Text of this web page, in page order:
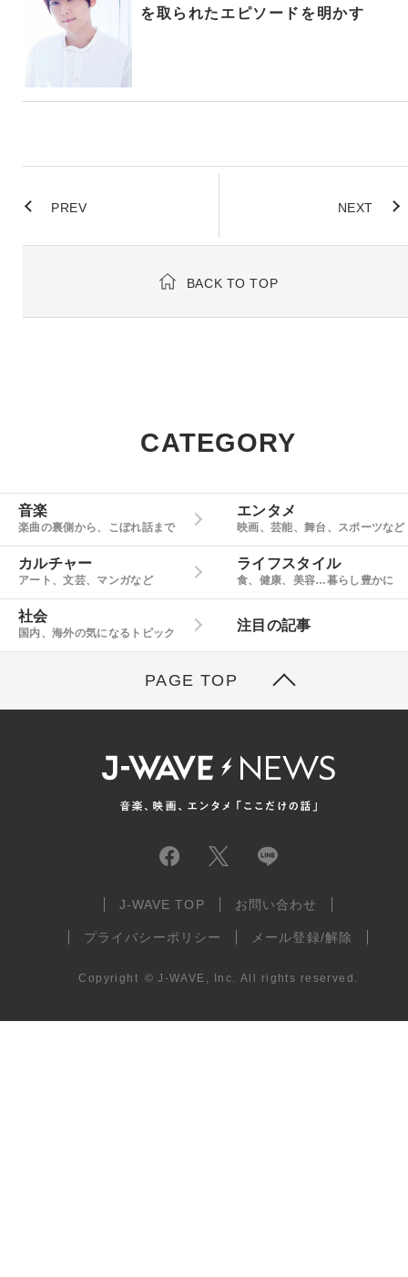
を取られたエピソードを明かす
PREV NEXT
BACK TO TOP
CATEGORY
音楽
楽曲の裏側から、こぼれ話まで
エンタメ
映画、芸能、舞台、スポーツなど
カルチャー
アート、文芸、マンガなど
ライフスタイル
食、健康、美容…暮らし豊かに
社会
国内、海外の気になるトピック
注目の記事
PAGE TOP
J-WAVE TOP お問い合わせ
プライバシーポリシー メール登録/解除
Copyright © J-WAVE, Inc. All rights reserved.